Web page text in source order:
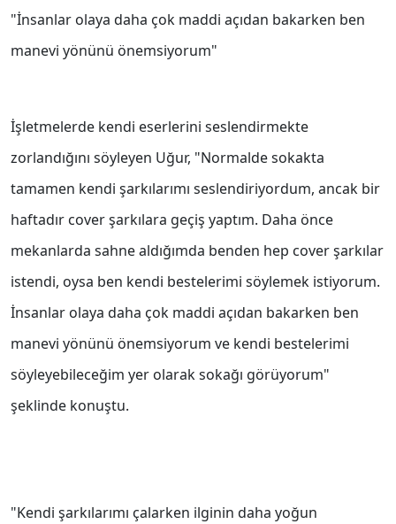
"İnsanlar olaya daha çok maddi açıdan bakarken ben
manevi yönünü önemsiyorum"
İşletmelerde kendi eserlerini seslendirmekte
zorlandığını söyleyen Uğur, "Normalde sokakta
tamamen kendi şarkılarımı seslendiriyordum, ancak bir
haftadır cover şarkılara geçiş yaptım. Daha önce
mekanlarda sahne aldığımda benden hep cover şarkılar
istendi, oysa ben kendi bestelerimi söylemek istiyorum.
İnsanlar olaya daha çok maddi açıdan bakarken ben
manevi yönünü önemsiyorum ve kendi bestelerimi
söyleyebileceğim yer olarak sokağı görüyorum"
şeklinde konuştu.
"Kendi şarkılarımı çalarken ilginin daha yoğun